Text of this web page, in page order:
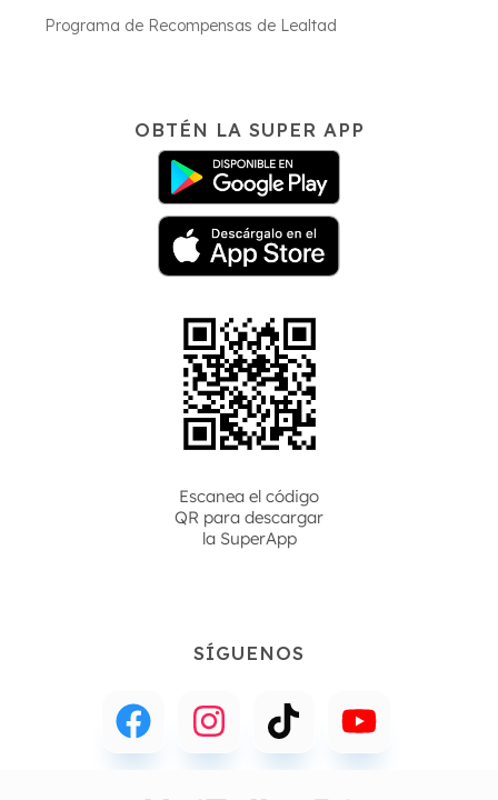
Programa de Recompensas de Lealtad
OBTÉN LA SUPER APP
Escanea el código
QR para descargar
la SuperApp
SÍGUENOS